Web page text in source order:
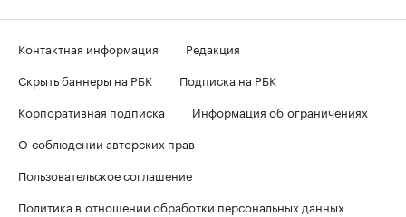
Контактная информация
Редакция
Скрыть баннеры на РБК
Подписка на РБК
Корпоративная подписка
Информация об ограничениях
О соблюдении авторских прав
Пользовательское соглашение
Политика в отношении обработки персональных данных